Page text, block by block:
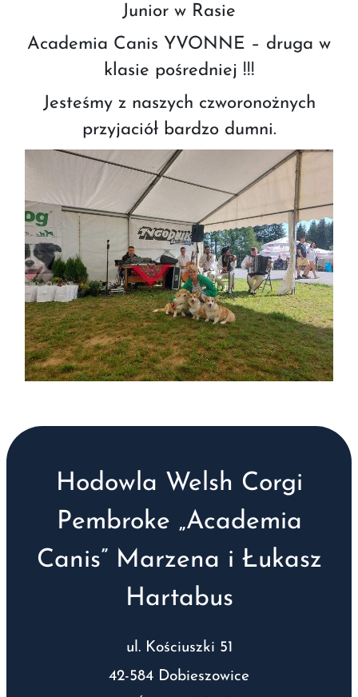
Junior w Rasie
Academia Canis YVONNE – druga w
klasie pośredniej !!!
Jesteśmy z naszych czworonożnych
przyjaciół bardzo dumni.
Hodowla Welsh Corgi
Pembroke „Academia
Canis” Marzena i Łukasz
Hartabus
ul. Kościuszki 51
42-584 Dobieszowice